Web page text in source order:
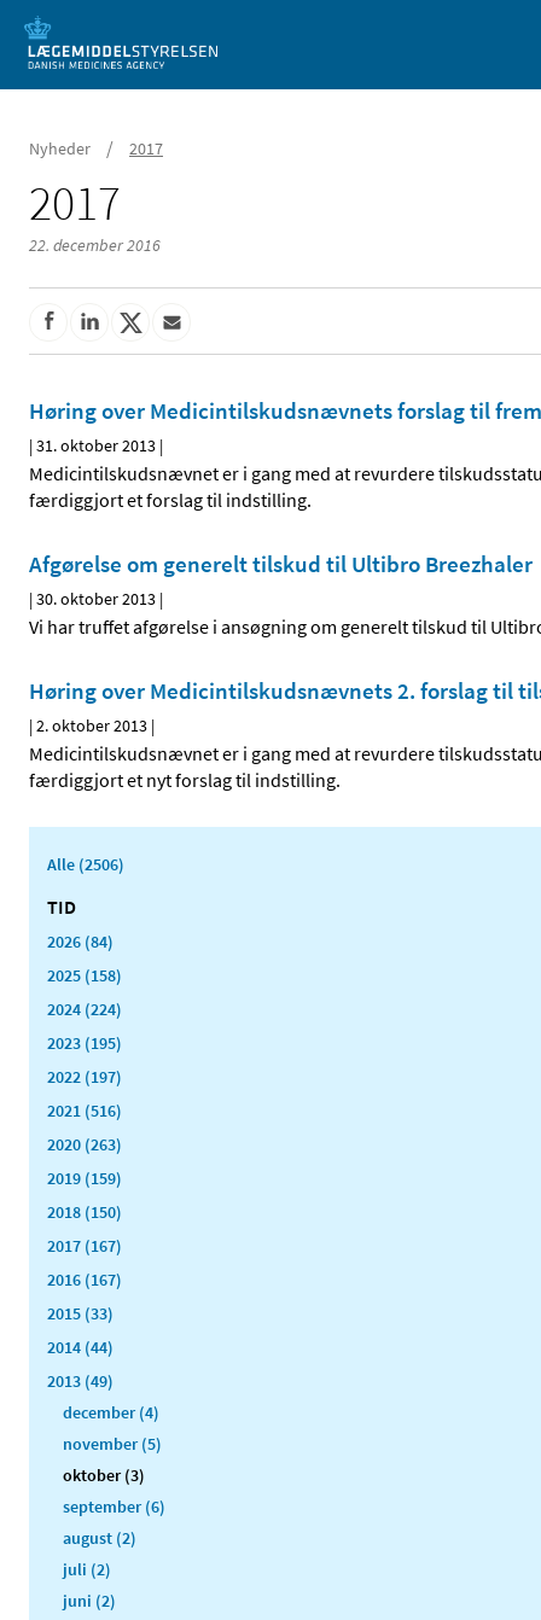
Mobil visning
Nyheder / 2017
2017
22. december 2016
Høring over Medicintilskuds­nævnets forslag til
|31. oktober 2013 |
Medicintilskudsnævnet er i gang med at revurdere
færdiggjort et forslag til indstilling.
Afgørelse om generelt tilskud til Ultibro Breezhaler
|30. oktober 2013 |
Vi har truffet afgørelse i ansøgning om generelt tilskud til
Høring over Medicintilskuds­nævnets 2. forslag til
|2. oktober 2013 |
Medicintilskudsnævnet er i gang med at revurdere
færdiggjort et nyt forslag til indstilling.
Alle (2506)
TID
2026 (84)
2025 (158)
2024 (224)
2023 (195)
2022 (197)
2021 (516)
2020 (263)
2019 (159)
2018 (150)
2017 (167)
2016 (167)
2015 (33)
2014 (44)
2013 (49)
december (4)
november (5)
oktober (3)
september (6)
august (2)
juli (2)
juni (2)